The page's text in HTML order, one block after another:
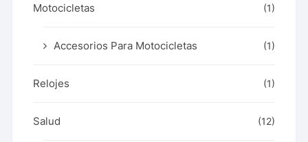
Motocicletas (1)
Accesorios Para Motocicletas (1)
Relojes (1)
Salud (12)